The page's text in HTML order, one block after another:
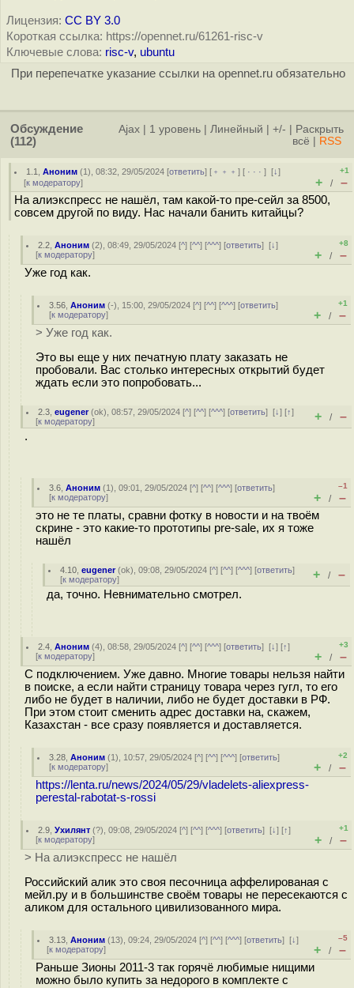
Лицензия: CC BY 3.0
Короткая ссылка: https://opennet.ru/61261-risc-v
Ключевые слова: risc-v, ubuntu
При перепечатке указание ссылки на opennet.ru обязательно
Обсуждение
(112)
Ajax 1 уровень Линейный +/-
Раскрыть
всё
RSS
1.1 ,Аноним (1), 08:32, 29/05/2024 [ответить] [ ﹢﹢﹢] [ · · ·][↓]
[к модератору]
+1
+ / –
На алиэкспресс не нашёл, там какой-то пре-сейл за 8500,
совсем другой по виду. Нас начали банить китайцы?
2.2 ,Аноним (2), 08:49, 29/05/2024 [^] [^^] [^^^] [ответить][↓]
[к модератору]
+8
+ / –
Уже год как.
3.56 ,Аноним (-), 15:00, 29/05/2024 [^] [^^] [^^^] [ответить]
[к модератору]
+1
+ / –
> Уже год как.
Это вы еще у них печатную плату заказать не
пробовали. Вас столько интересных открытий будет
ждать если это попробовать...
2.3 ,eugener(ok), 08:57, 29/05/2024 [^] [^^] [^^^] [ответить][↓] [↑]
[к модератору] + / –
.
3.6 ,Аноним (1), 09:01, 29/05/2024 [^] [^^] [^^^] [ответить]
[к модератору]
–1
+ / –
это не те платы, сравни фотку в новости и на твоём
скрине - это какие-то прототипы pre-sale, их я тоже
нашёл
4.10 ,eugener(ok), 09:08, 29/05/2024 [^] [^^] [^^^] [ответить]
[к модератору] + / –
да, точно. Невнимательно смотрел.
2.4 ,Аноним (4), 08:58, 29/05/2024 [^] [^^] [^^^] [ответить][↓] [↑]
[к модератору]
+3
+ / –
С подключением. Уже давно. Многие товары нельзя найти
в поиске, а если найти страницу товара через гугл, то его
либо не будет в наличии, либо не будет доставки в РФ.
При этом стоит сменить адрес доставки на, скажем,
Казахстан - все сразу появляется и доставляется.
3.28 ,Аноним (1), 10:57, 29/05/2024 [^] [^^] [^^^] [ответить]
[к модератору]
+2
+ / –
https://lenta.ru/news/2024/05/29/vladelets-aliexpress-
perestal-rabotat-s-rossi
2.9 ,Ухилянт (?), 09:08, 29/05/2024 [^] [^^] [^^^] [ответить][↓] [↑]
[к модератору]
+1
+ / –
> На алиэкспресс не нашёл
Российский алик это своя песочница аффелированая с
мейл.ру и в большинстве своём товары не пересекаются с
аликом для остального цивилизованного мира.
3.13 ,Аноним (13), 09:24, 29/05/2024 [^] [^^] [^^^] [ответить][↓]
[к модератору]
–5
+ / –
Раньше Зионы 2011-3 так горячё любимые нищими
можно было купить за недорого в комплекте с